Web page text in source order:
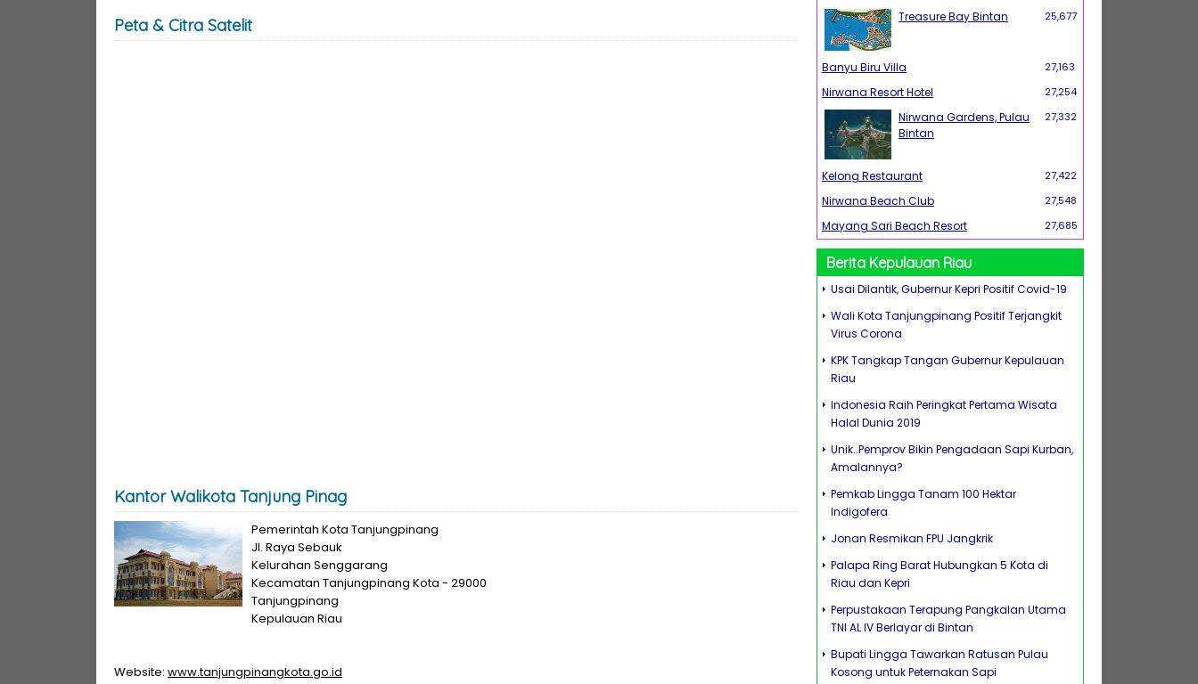
Peta & Citra Satelit
Kantor Walikota Tanjung Pinag
Pemerintah Kota Tanjungpinang
Jl. Raya Sebauk
Kelurahan Senggarang
Kecamatan Tanjungpinang Kota - 29000
Tanjungpinang
Kepulauan Riau
Website: www.tanjungpinangkota.go.id
Treasure Bay Bintan 25,677
Banyu Biru Villa 27,163
Nirwana Resort Hotel 27,254
Nirwana Gardens, Pulau
Bintan
27,332
Kelong Restaurant 27,422
Nirwana Beach Club 27,548
Mayang Sari Beach Resort 27,685
Berita Kepulauan Riau
Usai Dilantik, Gubernur Kepri Positif Covid-19
Wali Kota Tanjungpinang Positif Terjangkit
Virus Corona
KPK Tangkap Tangan Gubernur Kepulauan
Riau
Indonesia Raih Peringkat Pertama Wisata
Halal Dunia 2019
Unik..Pemprov Bikin Pengadaan Sapi Kurban,
Amalannya?
Pemkab Lingga Tanam 100 Hektar
Indigofera
Jonan Resmikan FPU Jangkrik
Palapa Ring Barat Hubungkan 5 Kota di
Riau dan Kepri
Perpustakaan Terapung Pangkalan Utama
TNI AL IV Berlayar di Bintan
Bupati Lingga Tawarkan Ratusan Pulau
Kosong untuk Peternakan Sapi